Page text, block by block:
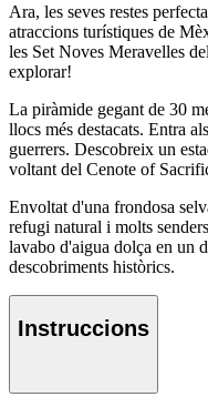
Ara, les seves restes
atraccions turístiques de
les Set Noves Meravelles
explorar!
La piràmide gegant de 30
llocs més destacats. Entra
guerrers. Descobreix un
voltant del Cenote of
Envoltat d'una frondosa
refugi natural i molts
lavabo d'aigua dolça en un
descobriments històrics.
Instruccions